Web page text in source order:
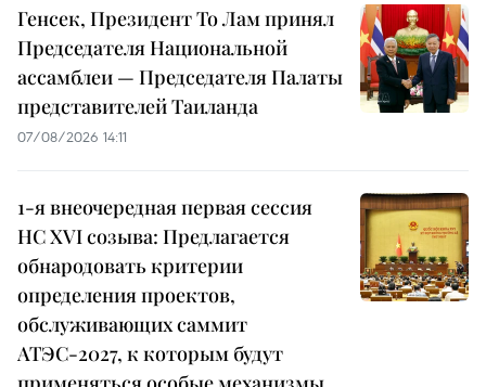
Генсек, Президент То Лам принял
Председателя Национальной
ассамблеи — Председателя Палаты
представителей Таиланда
07/08/2026 14:11
1-я внеочередная первая сессия
НС XVI созыва: Предлагается
обнародовать критерии
определения проектов,
обслуживающих саммит
АТЭС-2027, к которым будут